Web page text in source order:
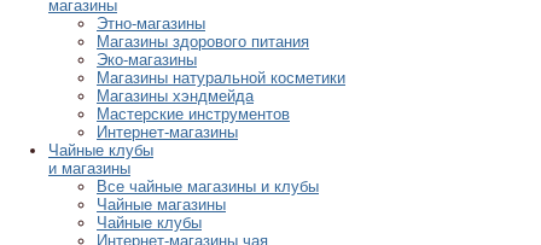
магазины
Этно-магазины
Магазины здорового питания
Эко-магазины
Магазины натуральной косметики
Магазины хэндмейда
Мастерские инструментов
Интернет-магазины
Чайные клубы
и магазины
Все чайные магазины и клубы
Чайные магазины
Чайные клубы
Интернет-магазины чая